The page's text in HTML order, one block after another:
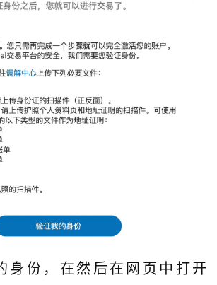
身份，在然后在网页中打开